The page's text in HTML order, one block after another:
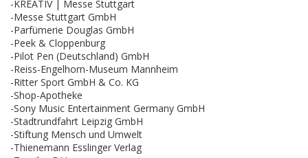
-KREATIV | Messe Stuttgart
-Messe Stuttgart GmbH
-Parfümerie Douglas GmbH
-Peek & Cloppenburg
-Pilot Pen (Deutschland) GmbH
-Reiss-Engelhorn-Museum Mannheim
-Ritter Sport GmbH & Co. KG
-Shop-Apotheke
-Sony Music Entertainment Germany GmbH
-Stadtrundfahrt Leipzig GmbH
-Stiftung Mensch und Umwelt
-Thienemann Esslinger Verlag